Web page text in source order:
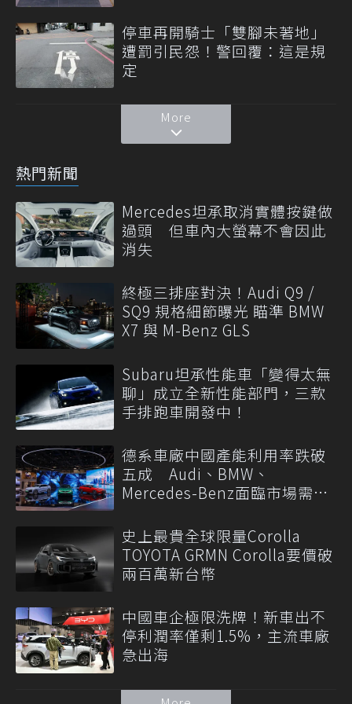
停車再開騎士「雙腳未著地」
遭罰引民怨！警回覆：這是規
定
More
熱門新聞
Mercedes坦承取消實體按鍵做
過頭 但車內大螢幕不會因此
消失
終極三排座對決！Audi Q9 /
SQ9 規格細節曝光 瞄準 BMW
X7 與 M-Benz GLS
Subaru坦承性能車「變得太無
聊」成立全新性能部門，三款
手排跑車開發中！
德系車廠中國產能利用率跌破
五成 Audi、BMW、
Mercedes-Benz面臨市場需求
史上最貴全球限量Corolla
TOYOTA GRMN Corolla要價破
兩百萬新台幣
中國車企極限洗牌！新車出不
停利潤率僅剩1.5%，主流車廠
急出海